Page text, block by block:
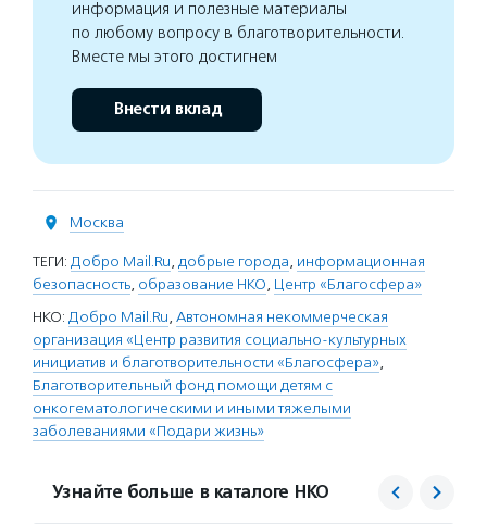
информация и полезные материалы
по любому вопросу в благотворительности.
Вместе мы этого достигнем
Внести вклад
Москва
ТЕГИ: Добро Mail.Ru, добрые города, информационная
безопасность, образование НКО, Центр «Благосфера»
НКО: Добро Mail.Ru, Автономная некоммерческая
организация «Центр развития социально-культурных
инициатив и благотворительности «Благосфера»,
Благотворительный фонд помощи детям с
онкогематологическими и иными тяжелыми
заболеваниями «Подари жизнь»
Узнайте больше в каталоге НКО